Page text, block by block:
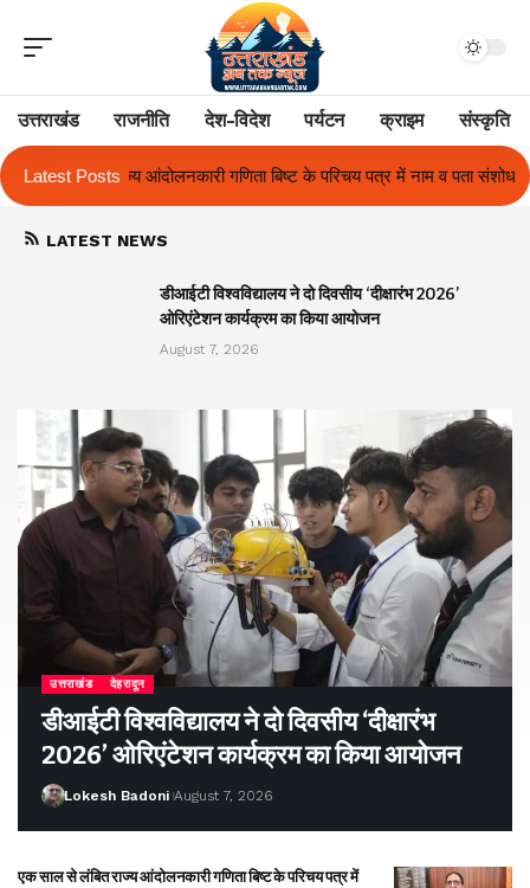
उत्तराखंड राजनीति देश-विदेश पर्यटन क्राइम संस्कृति
Latest Posts
के परिचय पत्र में नाम व पता संशोधन का प्रकरण का हुआ समाधान
LATEST NEWS
डीआईटी विश्वविद्यालय ने दो दिवसीय ‘दीक्षारंभ 2026’
ओरिएंटेशन कार्यक्रम का किया आयोजन
August 7, 2026
उत्तराखंड देहरादून
डीआईटी विश्वविद्यालय ने दो दिवसीय ‘दीक्षारंभ
2026’ ओरिएंटेशन कार्यक्रम का किया आयोजन
Lokesh Badoni August 7, 2026
एक साल से लंबित राज्य आंदोलनकारी गणिता बिष्ट के परिचय पत्र में